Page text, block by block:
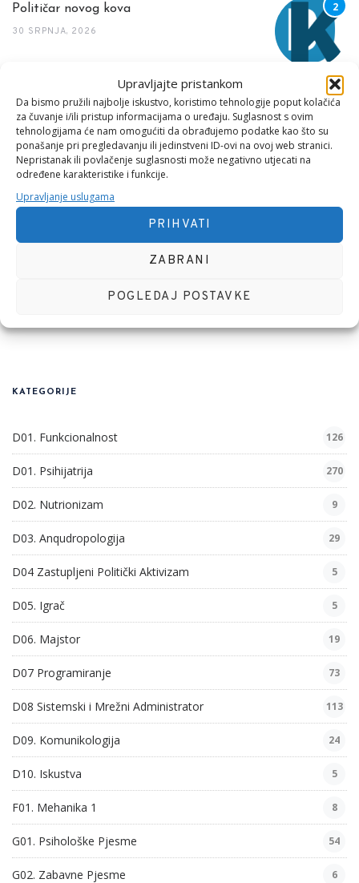
Upravljajte pristankom
Da bismo pružili najbolje iskustvo, koristimo tehnologije poput kolačića
za čuvanje i/ili pristup informacijama o uređaju. Suglasnost s ovim
tehnologijama će nam omogućiti da obrađujemo podatke kao što su
ponašanje pri pregledavanju ili jedinstveni ID-ovi na ovoj web stranici.
Nepristanak ili povlačenje suglasnosti može negativno utjecati na
određene karakteristike i funkcije.
Upravljanje uslugama
PRIHVATI
ZABRANI
POGLEDAJ POSTAVKE
Političar novog kova
30 SRPNJA, 2026
Interaktivni odnos politike (države) i
privatnog sektora
11 SRPNJA, 2026
TAG CLOUD
KATEGORIJE
D01. Funkcionalnost 126
D01. Psihijatrija 270
D02. Nutrionizam 9
D03. Anqudropologija 29
D04 Zastupljeni Politički Aktivizam 5
D05. Igrač 5
D06. Majstor 19
D07 Programiranje 73
D08 Sistemski i Mrežni Administrator 113
D09. Komunikologija 24
D10. Iskustva 5
F01. Mehanika 1 8
G01. Psihološke Pjesme 54
G02. Zabavne Pjesme 6